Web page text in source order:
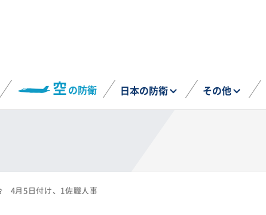
空の防衛 日本の防衛 その他
4月5日付け、1佐職人事